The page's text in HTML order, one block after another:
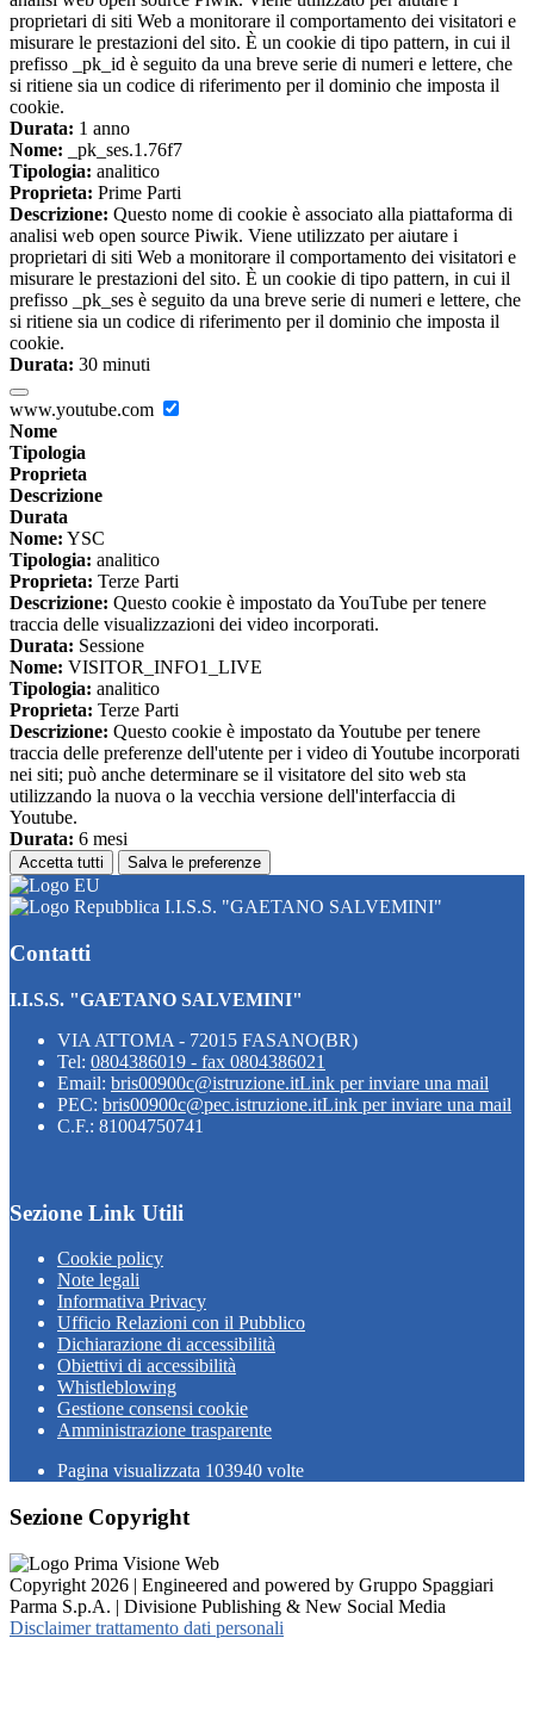
proprietari di siti Web a monitorare il comportamento dei visitatori e
misurare le prestazioni del sito. È un cookie di tipo pattern, in cui il
prefisso _pk_id è seguito da una breve serie di numeri e lettere, che
si ritiene sia un codice di riferimento per il dominio che imposta il
cookie.
Durata: 1 anno
Nome: _pk_ses.1.76f7
Tipologia: analitico
Proprieta: Prime Parti
Descrizione: Questo nome di cookie è associato alla piattaforma di
analisi web open source Piwik. Viene utilizzato per aiutare i
proprietari di siti Web a monitorare il comportamento dei visitatori e
misurare le prestazioni del sito. È un cookie di tipo pattern, in cui il
prefisso _pk_ses è seguito da una breve serie di numeri e lettere, che
si ritiene sia un codice di riferimento per il dominio che imposta il
cookie.
Durata: 30 minuti
www.youtube.com
Nome
Tipologia
Proprieta
Descrizione
Durata
Nome: YSC
Tipologia: analitico
Proprieta: Terze Parti
Descrizione: Questo cookie è impostato da YouTube per tenere
traccia delle visualizzazioni dei video incorporati.
Durata: Sessione
Nome: VISITOR_INFO1_LIVE
Tipologia: analitico
Proprieta: Terze Parti
Descrizione: Questo cookie è impostato da Youtube per tenere
traccia delle preferenze dell'utente per i video di Youtube incorporati
nei siti; può anche determinare se il visitatore del sito web sta
utilizzando la nuova o la vecchia versione dell'interfaccia di
Youtube.
Durata: 6 mesi
Accetta tutti Salva le preferenze
I.I.S.S. "GAETANO SALVEMINI"
Contatti
I.I.S.S. "GAETANO SALVEMINI"
VIA ATTOMA - 72015 FASANO(BR)
Tel: 0804386019 - fax 0804386021
Email: bris00900c@istruzione.itLink per inviare una mail
PEC: bris00900c@pec.istruzione.itLink per inviare una mail
C.F.: 81004750741
Sezione Link Utili
Cookie policy
Note legali
Informativa Privacy
Ufficio Relazioni con il Pubblico
Dichiarazione di accessibilità
Obiettivi di accessibilità
Whistleblowing
Gestione consensi cookie
Amministrazione trasparente
Pagina visualizzata 103940 volte
Sezione Copyright
Copyright 2026 | Engineered and powered by Gruppo Spaggiari
Parma S.p.A. | Divisione Publishing & New Social Media
Disclaimer trattamento dati personali